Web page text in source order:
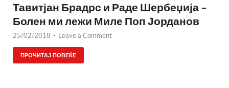
Тавитјан Брадрс и Раде Шербеџија –
Болен ми лежи Миле Поп Јорданов
25/02/2018 - Leave a Comment
ПРОЧИТАЈ ПОВЕЌЕ